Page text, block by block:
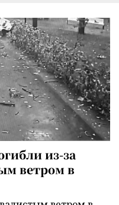
из-за
ветром в